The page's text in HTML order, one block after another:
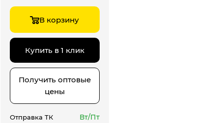
В корзину
Купить в 1 клик
Получить оптовые
цены
Отправка ТК Вт/Пт